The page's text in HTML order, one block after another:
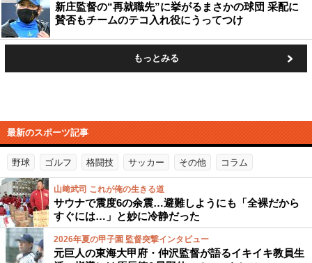
新庄監督の“再就職先”に挙がるまさかの球団 采配に
賛否もチームのテコ入れ役にうってつけ
もっとみる
最新のスポーツ記事
野球 ゴルフ 格闘技 サッカー その他 コラム
山﨑武司 これが俺の生きる道
サウナで震度6の余震…避難しようにも「全裸だから
すぐには…」と妙に冷静だった
2026年夏の甲子園 監督突撃インタビュー
元巨人の東海大甲府・仲沢監督が語るイキイキ教員生